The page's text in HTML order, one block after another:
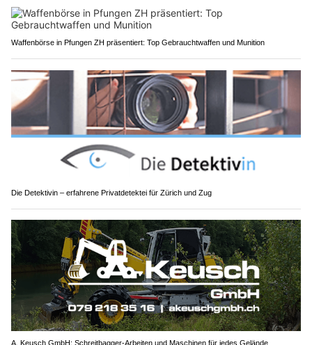
Waffenbörse in Pfungen ZH präsentiert: Top Gebrauchtwaffen und Munition
Die Detektivin – erfahrene Privatdetektei für Zürich und Zug
A. Keusch GmbH: Schreitbagger-Arbeiten und Maschinen für jedes Gelände